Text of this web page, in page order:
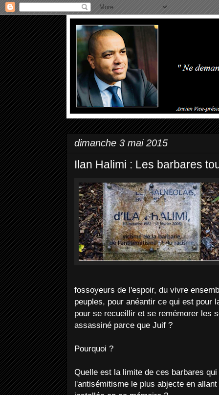
dimanche 3 mai 2015
Ilan Halimi : Les barbares
fossoyeurs de l'espoir, du vivre
peuples, pour anéantir ce qui est pour
pour se recueillir et se remémorer les
assassiné parce que Juif ?
Pourquoi ?
Quelle est la limite de ces barbares
l'antisémitisme le plus abjecte en